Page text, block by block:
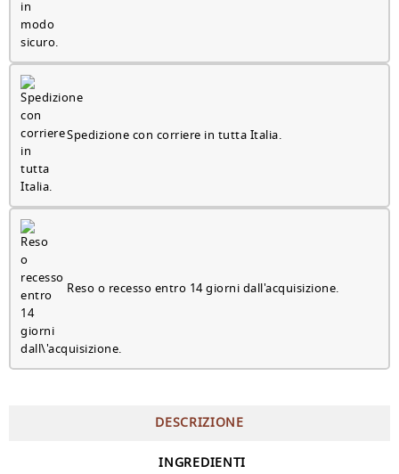
Spedizione con corriere in tutta Italia.
Reso o recesso entro 14 giorni dall'acquisizione.
DESCRIZIONE
INGREDIENTI